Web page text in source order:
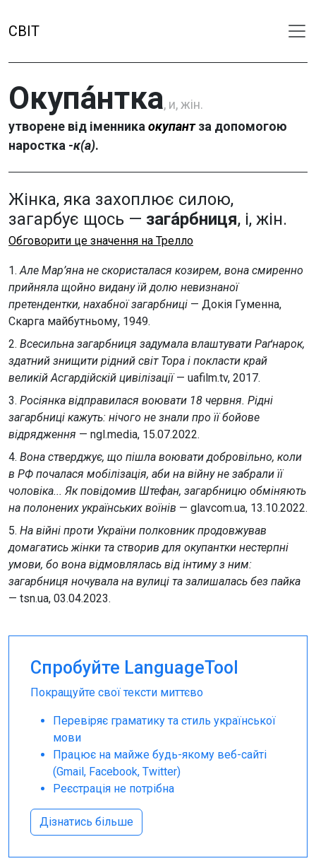
СВІТ
Окупа́нтка, и, жін.
утворене від іменника окупантза допомогою
наростка -к(а).
Жінка, яка захоплює силою,
загарбує щось — зага́рбниця, і, жін.
Обговорити це значення на Трелло
1.Але Мар’яна не скористалася козирем, вона смиренно
прийняла щойно видану їй долю невизнаної
претендентки, нахабної загарбниці — Докія Гуменна,
Скарга майбутньому, 1949.
2. Всесильна загарбниця задумала влаштувати Раґнарок,
здатний знищити рідний світ Тора і покласти край
великій Асгардійскій цивілізації— uafilm.tv, 2017.
3. Росіянка відправилася воювати 18 червня. Рідні
загарбниці кажуть: нічого не знали про її бойове
відрядження — ngl.media, 15.07.2022.
4. Вона стверджує, що пішла воювати добровільно, коли
в РФ почалася мобілізація, аби на війну не забрали її
чоловіка... Як повідомив Штефан, загарбницю обміняють
на полонених українських воїнів — glavcom.ua, 13.10.2022.
5. На війні проти України полковник продовжував
домагатись жінки та створив для окупантки нестерпні
умови, бо вона відмовлялась від інтиму з ним:
загарбниця ночувала на вулиці та залишалась без пайка
— tsn.ua, 03.04.2023.
Спробуйте LanguageTool
Покращуйте свої тексти миттєво
Перевіряє граматику та стиль української
мови
Працює на майже будь-якому веб-сайті
(Gmail, Facebook, Twitter)
Реєстрація не потрібна
Дізнатись більше